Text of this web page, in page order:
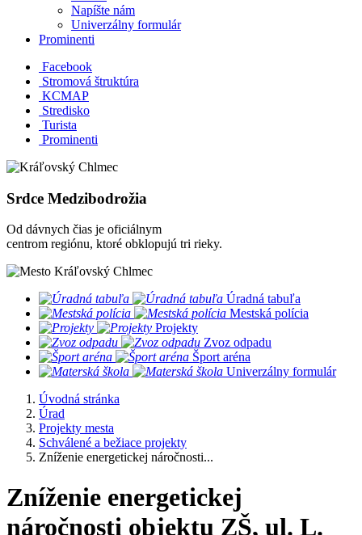
Napíšte nám
Univerzálny formulár
Prominenti
Facebook
Stromová štruktúra
KCMAP
Stredisko
Turista
Prominenti
Srdce Medzibodrožia
Od dávnych čias je oficiálnym
centrom regiónu, ktoré obklopujú tri rieky.
Úradná tabuľa
Mestská polícia
Projekty
Zvoz odpadu
Šport aréna
Univerzálny formulár
Úvodná stránka
Úrad
Projekty mesta
Schválené a bežiace projekty
Zníženie energetickej náročnosti...
Zníženie energetickej
náročnosti objektu ZŠ, ul. L.